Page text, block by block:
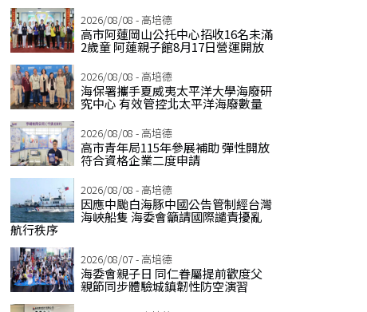
2026/08/08 - 高培德
高市阿蓮岡山公托中心招收16名未滿
2歲童 阿蓮親子館8月17日營運開放
2026/08/08 - 高培德
海保署攜手夏威夷太平洋大學海廢研
究中心 有效管控北太平洋海廢數量
2026/08/08 - 高培德
高市青年局115年參展補助 彈性開放
符合資格企業二度申請
2026/08/08 - 高培德
因應中颱白海豚中國公告管制經台灣
海峽船隻 海委會籲請國際譴責擾亂
航行秩序
2026/08/07 - 高培德
海委會親子日 同仁眷屬提前歡度父
親節同步體驗城鎮韌性防空演習